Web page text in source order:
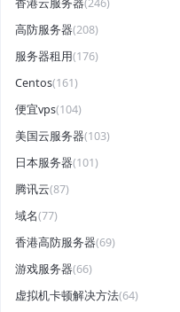
香港云服务器(246)
高防服务器(208)
服务器租用(176)
Centos(161)
便宜vps(104)
美国云服务器(103)
日本服务器(101)
腾讯云(87)
域名(77)
香港高防服务器(69)
游戏服务器(66)
虚拟机卡顿解决方法(64)